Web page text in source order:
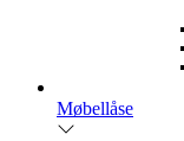
Møbellåse